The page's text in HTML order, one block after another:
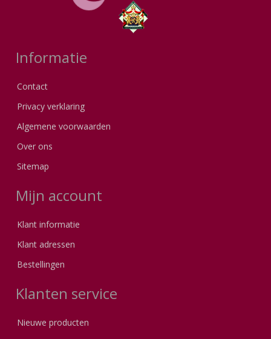
Informatie
Contact
Privacy verklaring
Algemene voorwaarden
Over ons
Sitemap
Mijn account
Klant informatie
Klant adressen
Bestellingen
Klanten service
Nieuwe producten